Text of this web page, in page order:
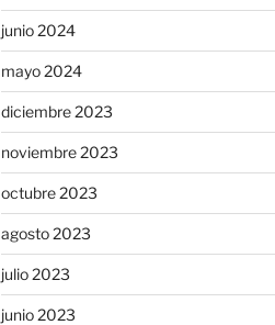
junio 2024
mayo 2024
diciembre 2023
noviembre 2023
octubre 2023
agosto 2023
julio 2023
junio 2023